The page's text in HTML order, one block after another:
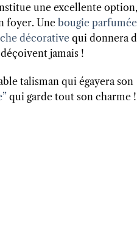
une excellente option,
foyer. Unebougie parfumée
décorativequi donnera
jamais !
talisman qui égayera son
qui garde tout son charme !